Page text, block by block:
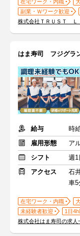
在宅ワーク・内職
副業・Ｗワーク歓迎
株式会社ＴＲＵＳＴ Ｌ
はま寿司 フジグラ
給与
時
雇用形態
ア
シフト
週1
アクセス
石
車5
在宅ワーク・内職
未経験者歓迎
1日
株式会社はま寿司の求人